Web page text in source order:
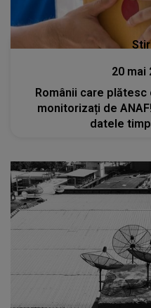
20 mai
Românii care
monitorizați de
datele